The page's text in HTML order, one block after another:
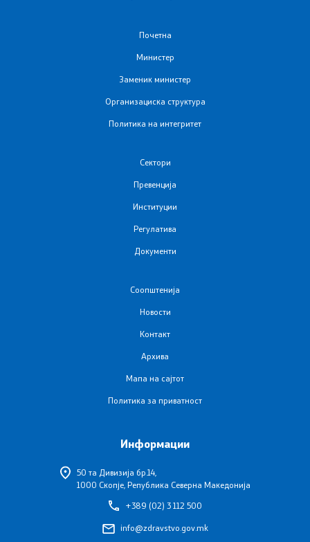
Овластувања за здравствени установи
Стратешки план и буџет
Реализација на Буџетот
Упатства
Работни документи
Почетна
Министер
Заменик министер
Организациска структура
Политика на интегритет
Сектори
Превенција
Институции
Регулатива
Документи
Соопштенија
Новости
Контакт
Архива
Мапа на сајтот
Политика за приватност
Информации
50 та Дивизија бр.14,
1000 Скопје, Република Северна Македонија
+389 (02) 3 112 500
info@zdravstvo.gov.mk